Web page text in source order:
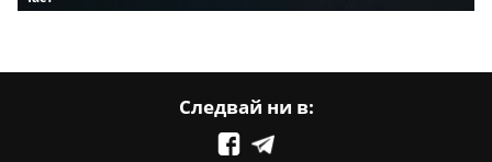
Следвай ни в: